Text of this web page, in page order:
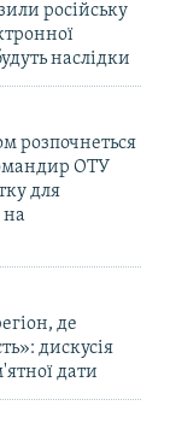
російську
наслідки
розпочнеться
ОТУ
для
на
де
дискусія
дати